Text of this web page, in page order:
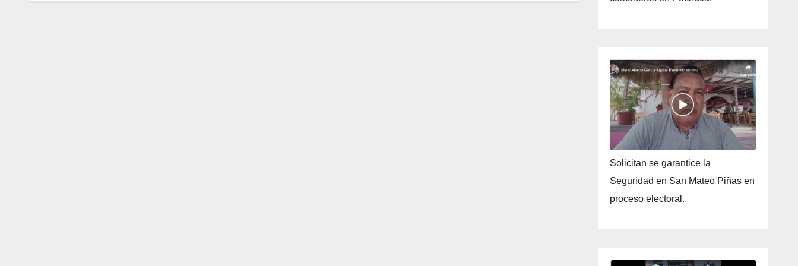
Solicitan se garantice la
Seguridad en San Mateo Piñas en
proceso electoral.